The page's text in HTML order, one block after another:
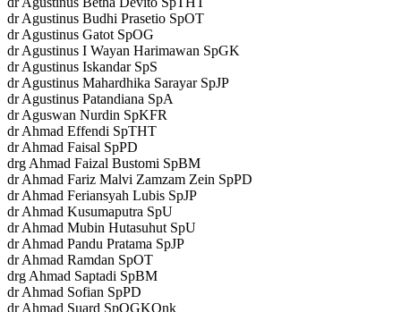
dr Agustinus Budhi Prasetio SpOT
dr Agustinus Gatot SpOG
dr Agustinus I Wayan Harimawan SpGK
dr Agustinus Iskandar SpS
dr Agustinus Mahardhika Sarayar SpJP
dr Agustinus Patandiana SpA
dr Aguswan Nurdin SpKFR
dr Ahmad Effendi SpTHT
dr Ahmad Faisal SpPD
drg Ahmad Faizal Bustomi SpBM
dr Ahmad Fariz Malvi Zamzam Zein SpPD
dr Ahmad Feriansyah Lubis SpJP
dr Ahmad Kusumaputra SpU
dr Ahmad Mubin Hutasuhut SpU
dr Ahmad Pandu Pratama SpJP
dr Ahmad Ramdan SpOT
drg Ahmad Saptadi SpBM
dr Ahmad Sofian SpPD
dr Ahmad Suard SpOGKOnk